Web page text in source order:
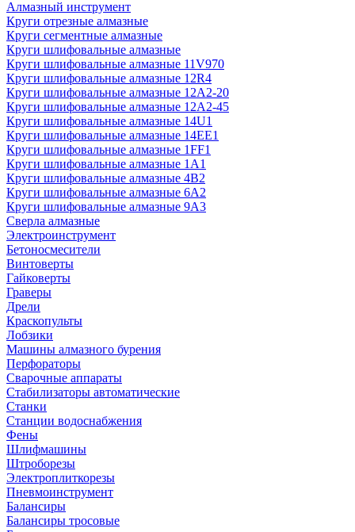
Алмазный инструмент
Круги отрезные алмазные
Круги сегментные алмазные
Круги шлифовальные алмазные
Круги шлифовальные алмазные 11V970
Круги шлифовальные алмазные 12R4
Круги шлифовальные алмазные 12А2-20
Круги шлифовальные алмазные 12А2-45
Круги шлифовальные алмазные 14U1
Круги шлифовальные алмазные 14ЕЕ1
Круги шлифовальные алмазные 1FF1
Круги шлифовальные алмазные 1А1
Круги шлифовальные алмазные 4В2
Круги шлифовальные алмазные 6A2
Круги шлифовальные алмазные 9А3
Сверла алмазные
Электроинструмент
Бетоносмесители
Винтоверты
Гайковерты
Граверы
Дрели
Краскопульты
Лобзики
Машины алмазного бурения
Перфораторы
Сварочные аппараты
Стабилизаторы автоматические
Станки
Станции водоснабжения
Фены
Шлифмашины
Штроборезы
Электроплиткорезы
Пневмоинструмент
Балансиры
Балансиры тросовые